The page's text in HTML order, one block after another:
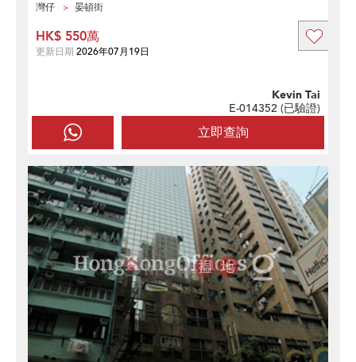
灣仔 晏頓街
立即查詢
Kevin Tai
E-014352 (已驗證)
HK$ 550萬
更新日期 2026年07月19日